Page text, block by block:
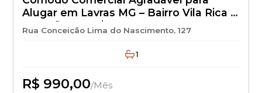
Alugar em Lavras MG – Bairro Vila Rica –
Locação por R$ 990 + IPTU + Seguro
Excelente Localização
Rua Conceição Lima do Nascimento, 127
1
R$ 990,00/Mês